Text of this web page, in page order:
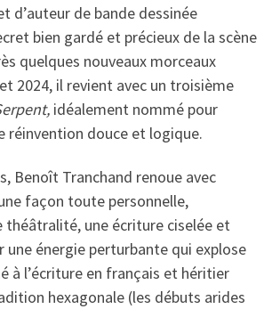
d’auteur de bande dessinée
bien gardé et précieux de la scène
quelques nouveaux morceaux
2024, il revient avec un troisième
idéalement nommé pour
réinvention douce et logique.
Benoît Tranchand renoue avec
façon toute personnelle,
théâtralité, une écriture ciselée et
une énergie perturbante qui explose
à l’écriture en français et héritier
hexagonale (les débuts arides